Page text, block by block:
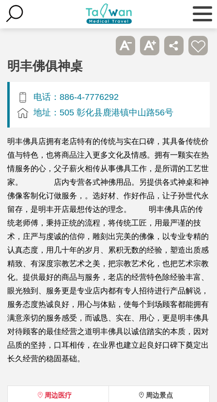
明丰佛俱神桌
电话：886-4-7776292
地址：505 彰化县鹿港镇中山路56号
明丰佛具店拥有老店特有的传统与实在口碑，其具备传统价
值与特色，也将商品注入更多文化及情感。拥有一颗实在热
情服务的心，父子薪火相传从事佛具工作，是所谓的工艺世
家。 店内专营各式神佛用品。另提供各式神桌和神
佛像客制化订做服务，。选好材、作好作品，让子孙世代永
留存，是明丰开店最想传达的理念。 明丰佛具店的传
统老师傅，秉持正统的流程，将传统工匠，用最严谨的技
术，庄严与虔诚的信仰，雕刻出完美的佛像，以专业专精的
认真态度，用几十年的岁月、累积无数的经验，塑造出质感
精致、有深度宗教艺术之美，把宗教艺术化，也把艺术宗教
化。提供最好的商品与服务，老店的经营特色除经验丰富、
眼光独到、服务更是专业店内都有专人招待进行产品解说，
服务态度热诚良好，用心与体贴，使每个到场顾客都能拥有
满意亲切的服务感受，而诚恳、实在、用心，更是明丰佛具
对待顾客的最佳经营之道明丰佛具以诚信踏实的本质，因对
品质的坚持，口耳相传，在业界也建立起良好口碑下奠定出
长久经营的稳固基础。
周边医疗 周边景点